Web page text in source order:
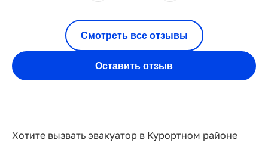
Смотреть все отзывы
Оставить отзыв
Хотите вызвать эвакуатор в Курортном районе